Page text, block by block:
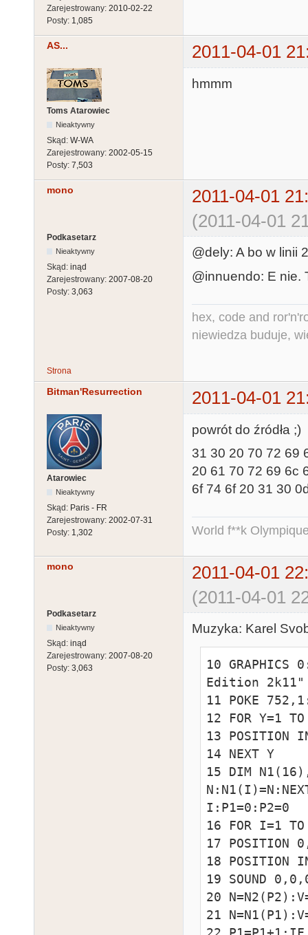
Zarejestrowany: 2010-02-22
Posty: 1,085
AS... 2011-04-01
Toms Atarowiec
Nieaktywny
Skąd: W-WA
Zarejestrowany: 2002-05-15
Posty: 7,503
hmmm
mono
2011-04-01
(2011-04-01
Podkasetarz
Nieaktywny
Skąd: inąd
Zarejestrowany: 2007-08-20
Posty: 3,063
@dely: A bo w linii
@innuendo: E nie.
hex, code and
niewiedza buduje,
Strona
Bitman'Resurrection 2011-04-01
Atarowiec
Nieaktywny
Skąd: Paris - FR
Zarejestrowany: 2002-07-31
Posty: 1,302
powrót do źródła ;)
31 30 20 70 72
20 61 70 72 69
6f 74 6f 20 31 30
World f**k
mono
2011-04-01
(2011-04-01
Podkasetarz
Nieaktywny
Skąd: inąd
Zarejestrowany: 2007-08-20
Posty: 3,063
Muzyka: Karel
10
Edition 2k11"
11 POKE
12 FOR Y=1
13 POSITION
14 NEXT Y
15 DIM
I:P1=0:P2=0
16 FOR I=1
17 POSITION
18 POSITION
19 SOUND
20
21